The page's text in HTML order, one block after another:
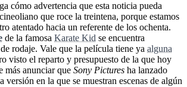
cómo advertencia que esta noticia pueda
que roce la treintena, porque estamos
atentado hacia un referente de los ochenta.
de la famosa Karate Kid se encuentra
rodaje. Vale que la película tiene ya alguna
visto el reparto y presupuesto de la que hoy
más anunciar que Sony Pictures ha lanzado
versión en la que se muestran escenas de algún